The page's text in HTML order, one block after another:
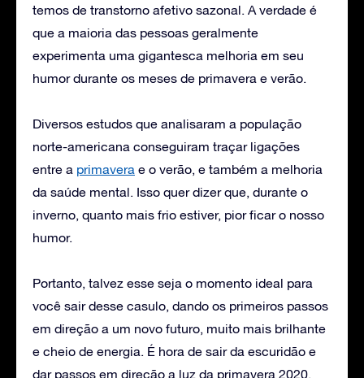
temos de transtorno afetivo sazonal. A verdade é
que a maioria das pessoas geralmente
experimenta uma gigantesca melhoria em seu
humor durante os meses de primavera e verão.
Diversos estudos que analisaram a população
norte-americana conseguiram traçar ligações
entre a primavera e o verão, e também a melhoria
da saúde mental. Isso quer dizer que, durante o
inverno, quanto mais frio estiver, pior ficar o nosso
humor.
Portanto, talvez esse seja o momento ideal para
você sair desse casulo, dando os primeiros passos
em direção a um novo futuro, muito mais brilhante
e cheio de energia. É hora de sair da escuridão e
dar passos em direção a luz da primavera 2020.